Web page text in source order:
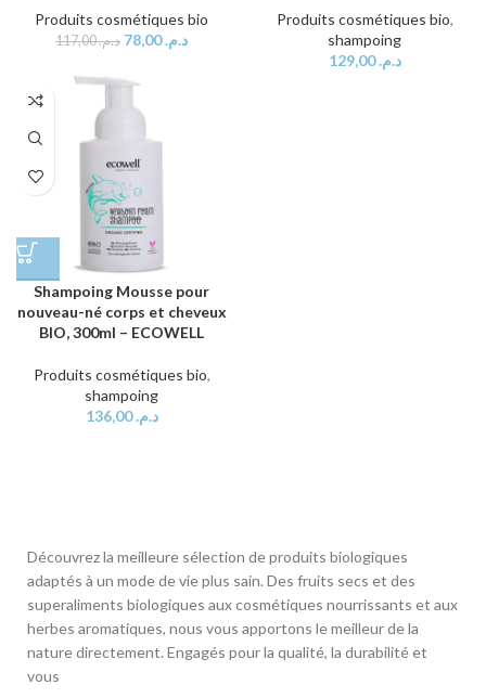
Produits cosmétiques bio
د.م.117,00 د.م.78,00
Produits cosmétiques bio,
shampoing
د.م.129,00
Shampoing Mousse pour
nouveau-né corps et cheveux
BIO, 300ml – ECOWELL
Produits cosmétiques bio,
shampoing
د.م.136,00
Découvrez la meilleure sélection de produits biologiques
adaptés à un mode de vie plus sain. Des fruits secs et des
superaliments biologiques aux cosmétiques nourrissants et aux
herbes aromatiques, nous vous apportons le meilleur de la
nature directement. Engagés pour la qualité, la durabilité et
vous